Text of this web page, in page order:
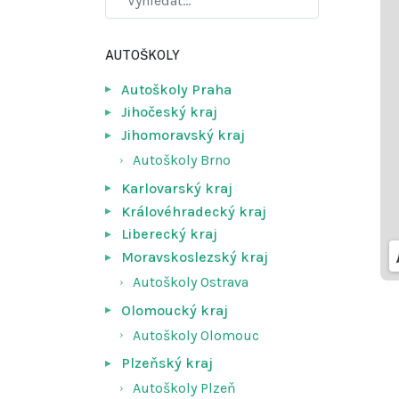
AUTOŠKOLY
Autoškoly Praha
Jihočeský kraj
Jihomoravský kraj
Autoškoly Brno
Karlovarský kraj
Královéhradecký kraj
Liberecký kraj
Moravskoslezský kraj
Autoškoly Ostrava
Olomoucký kraj
Autoškoly Olomouc
Plzeňský kraj
Autoškoly Plzeň